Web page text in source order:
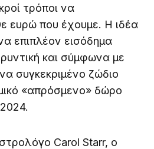
τρόποι να
ευρώ που έχουμε. Η ιδέα
επιπλέον εισόδημα
και σύμφωνα με
συγκεκριμένο ζώδιο
«απρόσμενο» δώρο
Carol Starr, ο